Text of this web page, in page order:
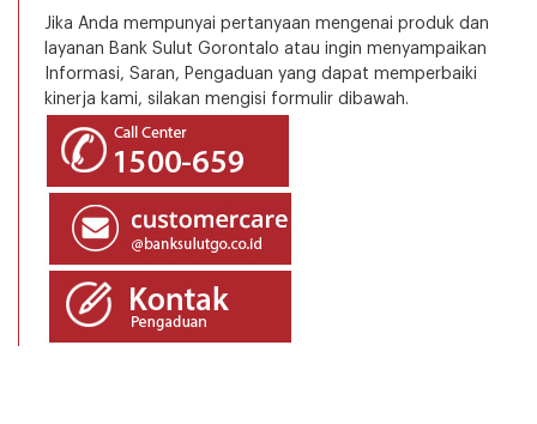
Jika Anda mempunyai pertanyaan mengenai produk dan
layanan Bank Sulut Gorontalo atau ingin menyampaikan
Informasi, Saran, Pengaduan yang dapat memperbaiki
kinerja kami, silakan mengisi formulir dibawah.